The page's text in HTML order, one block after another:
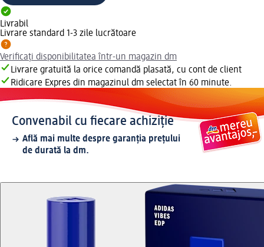
Livrabil
Livrare standard 1-3 zile lucrătoare
Verificați disponibilitatea într-un magazin dm
Livrare gratuită la orice comandă plasată, cu cont de client
Ridicare Expres din magazinul dm selectat în 60 minute.
Convenabil cu fiecare achiziție
Află mai multe despre garanția prețului
de durată la dm.